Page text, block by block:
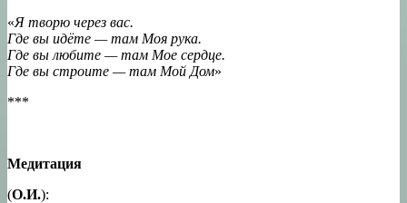
«Я творю через вас.
Где вы идёте — там Моя рука.
Где вы любите — там Мое сердце.
Где вы строите — там Мой Дом»
***
Медитация
(О.И.):